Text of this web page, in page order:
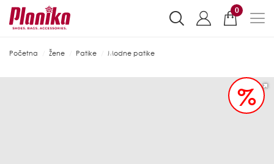
0
Početna Žene Patike Modne patike
%